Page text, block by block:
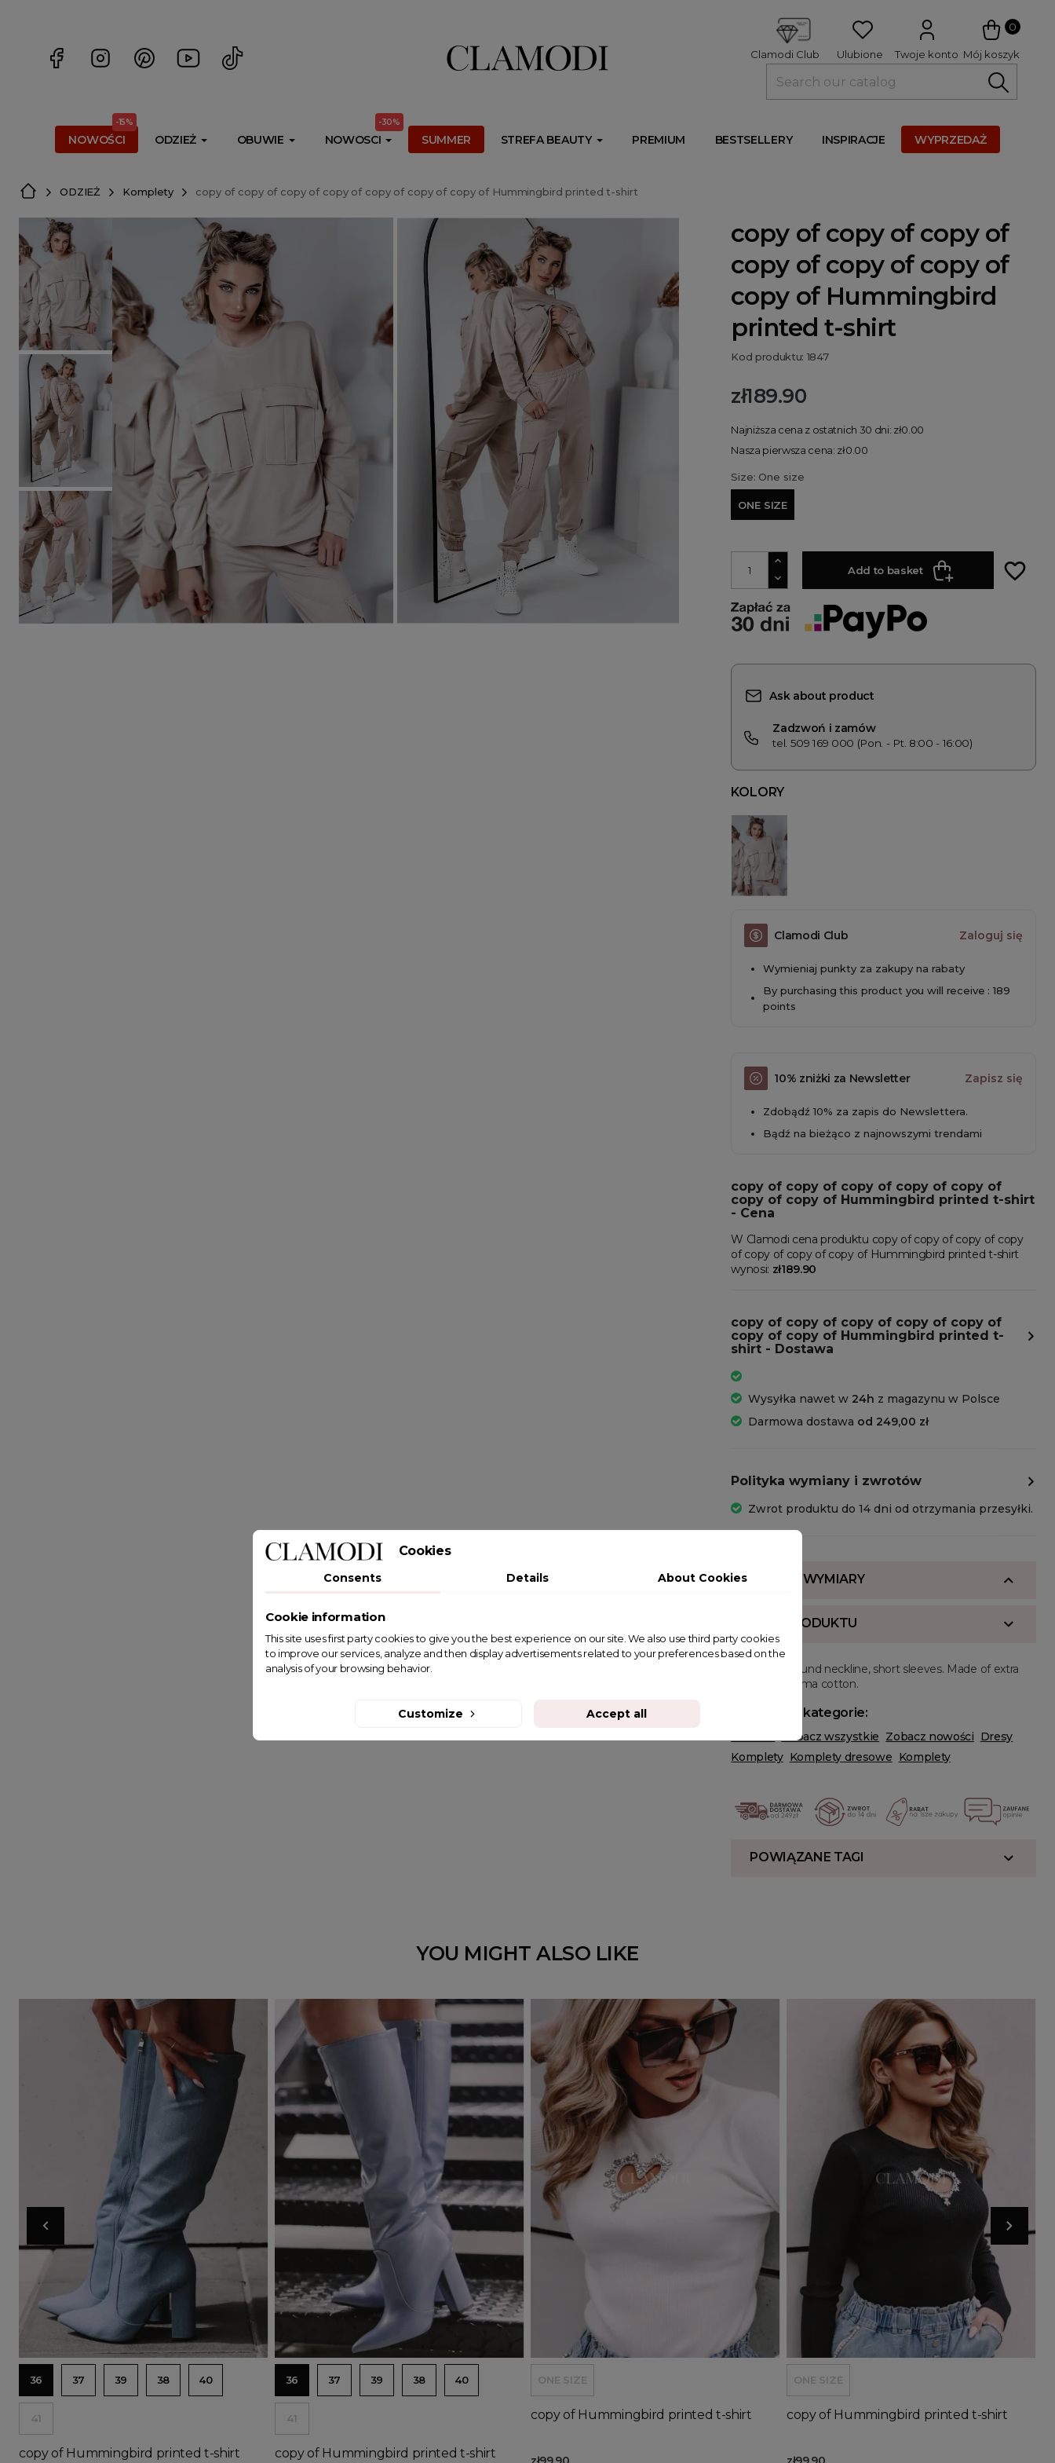
0
Mój koszyk
Twoje konto
Ulubione
Clamodi Club
NOWOŚCI
-15%
ODZIEŻ OBUWIE NOWOSCI
-30%
SUMMER STREFA BEAUTY PREMIUM BESTSELLERY INSPIRACJE WYPRZEDAŻ
ODZIEŻ Komplety copy of copy of copy of copy of copy of copy of copy of Hummingbird printed t-shirt
copy of copy of copy of
copy of copy of copy of
copy of Hummingbird
printed t-shirt
Kod produktu: 1847
zł189.90
Najniższa cena z ostatnich 30 dni: zł0.00
Nasza pierwsza cena: zł0.00
Size: One size
ONE SIZE
Add to basket favorite_border
Ask about product
Zadzwoń i zamów
tel. 509 169 000 (Pon. - Pt. 8:00 - 16:00)
KOLORY
Clamodi Club Zaloguj się
Wymieniaj punkty za zakupy na rabaty
By purchasing this product you will receive : 189
points
10% zniżki za Newsletter Zapisz się
Zdobądź 10% za zapis do Newslettera.
Bądź na bieżąco z najnowszymi trendami
copy of copy of copy of copy of copy of
copy of copy of Hummingbird printed t-shirt
- Cena
W Clamodi cena produktu copy of copy of copy of copy
of copy of copy of copy of Hummingbird printed t-shirt
wynosi: zł189.90
copy of copy of copy of copy of copy of
copy of copy of Hummingbird printed t-
shirt - Dostawa
Wysyłka nawet w 24h z magazynu w Polsce
Darmowa dostawa od 249,00 zł
Polityka wymiany i zwrotów
Zwrot produktu do 14 dni od otrzymania przesyłki.
SKŁAD I WYMIARY
OPIS PRODUKTU
Regular fit, round neckline, short sleeves. Made of extra
long staple pima cotton.
Powiązane kategorie:
Zobacz wszystkie Zobacz nowości Dresy
Komplety Komplety dresowe Komplety
POWIĄZANE TAGI
YOU MIGHT ALSO LIKE
Add to basket
36 37 39 38 40
41
copy of Hummingbird printed t-shirt
Add to basket
36 37 39 38 40
41
copy of Hummingbird printed t-shirt
Add to basket
Out-of-Stock
ONE SIZE
copy of Hummingbird printed t-shirt
ONE SIZE
copy of Hummingbird printed t-shirt
Cookies
Consents Details About Cookies
Cookie information
This site uses first party cookies to give you the best experience on our site. We also use third party cookies
to improve our services, analyze and then display advertisements related to your preferences based on the
analysis of your browsing behavior.
Customize Accept all